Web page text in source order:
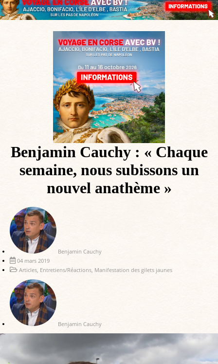
Benjamin Cauchy : « Chaque
semaine, nous subissons un
nouvel anathème »
Benjamin Cauchy
04 mars 2019
Articles, Entretiens/Réactions, Manifestation des gilets jaunes
Benjamin Cauchy